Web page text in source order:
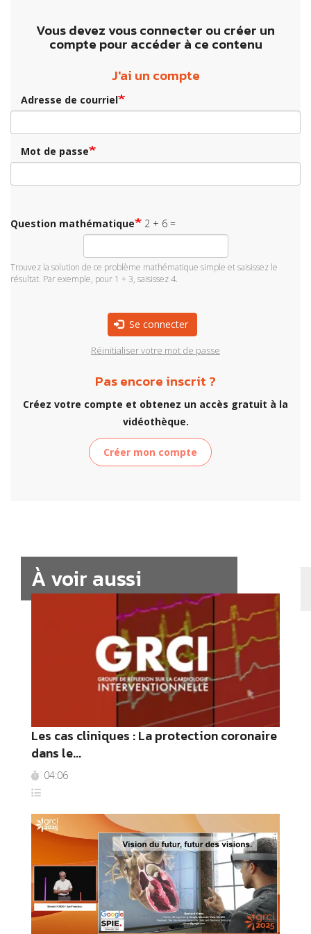
Vous devez vous connecter ou créer un
compte pour accéder à ce contenu
J'ai un compte
Adresse de courriel
Mot de passe
Question mathématique 2 + 6 =
Trouvez la solution de ce problème mathématique simple et saisissez le
résultat. Par exemple, pour 1 + 3, saisissez 4.
Se connecter
Réinitialiser votre mot de passe
Pas encore inscrit ?
Créez votre compte et obtenez un accès gratuit à la
vidéothèque.
Créer mon compte
À voir aussi
Les cas cliniques : La protection coronaire
dans le...
04:06